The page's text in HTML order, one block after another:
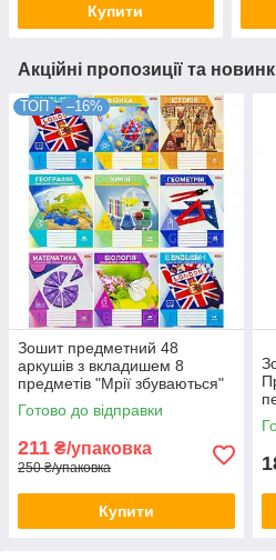
Купити
Акційні пропозиції та
ТОП –16%
Зошит предметний 48
аркушів з вкладишем 8
предметів "Мрії збуваються"
KNZ
Готово до відправки
211 ₴/упаковка
250 ₴/упаковка
Купити